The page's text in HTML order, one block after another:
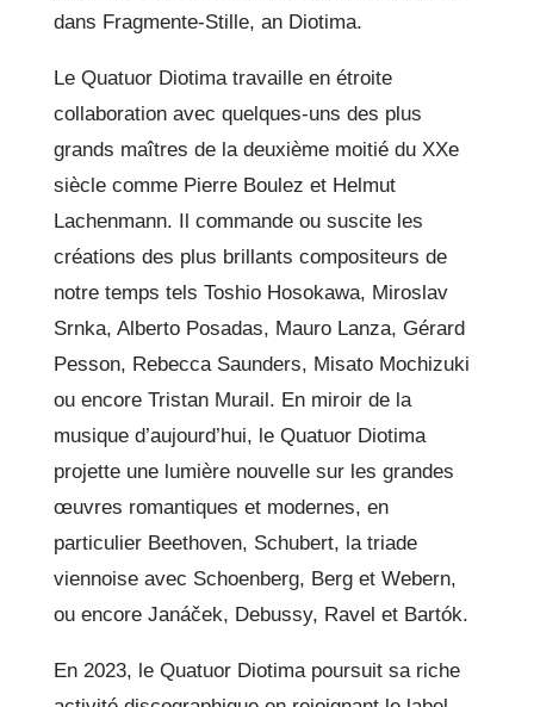
dans Fragmente-Stille, an Diotima.
Le Quatuor Diotima travaille en étroite
collaboration avec quelques-uns des plus
grands maîtres de la deuxième moitié du XXe
siècle comme Pierre Boulez et Helmut
Lachenmann. Il commande ou suscite les
créations des plus brillants compositeurs de
notre temps tels Toshio Hosokawa, Miroslav
Srnka, Alberto Posadas, Mauro Lanza, Gérard
Pesson, Rebecca Saunders, Misato Mochizuki
ou encore Tristan Murail. En miroir de la
musique d’aujourd’hui, le Quatuor Diotima
projette une lumière nouvelle sur les grandes
œuvres romantiques et modernes, en
particulier Beethoven, Schubert, la triade
viennoise avec Schoenberg, Berg et Webern,
ou encore Janáček, Debussy, Ravel et Bartók.
En 2023, le Quatuor Diotima poursuit sa riche